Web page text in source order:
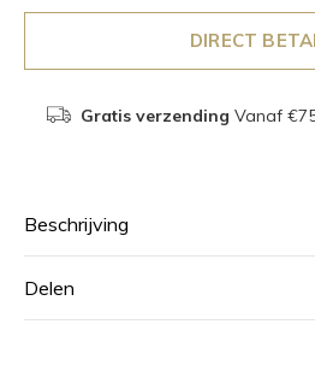
DIRECT
Gratis verzending Vanaf
Beschrijving
Delen